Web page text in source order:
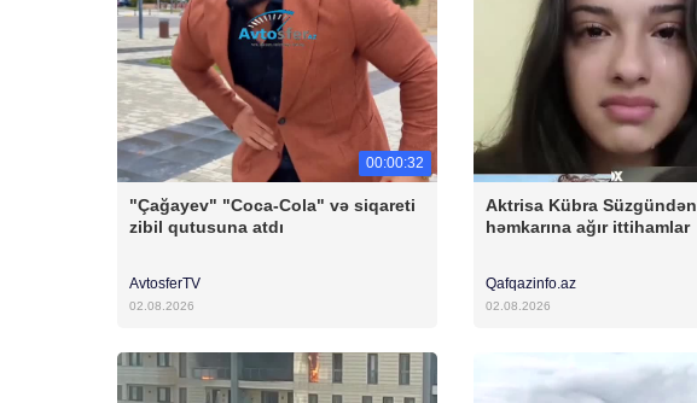
00:00:32
"Çağayev" "Coca-Cola" və siqareti
zibil qutusuna atdı
AvtosferTV
02.08.2026
Aktrisa Kübra Süzgündən
həmkarına ağır ittihamlar
Qafqazinfo.az
02.08.2026